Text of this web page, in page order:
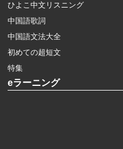
ひよこ中文リスニング
中国語歌詞
中国語文法大全
初めての超短文
特集
eラーニング